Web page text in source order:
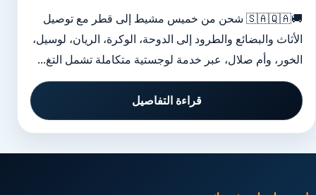
🚚🇸🇦🇶🇦 شحن من خميس مشيط إلى قطر مع توصيل
الأثاث والبضائع والطرود إلى الدوحة، الوكرة، الريان، لوسيل،
الخور، وأم صلال، عبر خدمة لوجستية متكاملة تشمل التغ...
قراءة التفاصيل